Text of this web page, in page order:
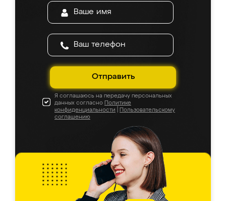
Отправить
Я соглашаюсь на передачу персональных
данных согласно Политике
конфиденциальности
Пользовательскому
соглашению